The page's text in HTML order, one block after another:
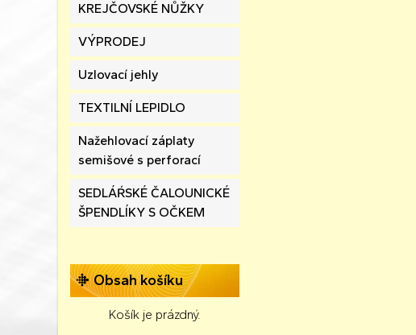
KREJČOVSKÉ NŮŽKY
VÝPRODEJ
Uzlovací jehly
TEXTILNÍ LEPIDLO
Nažehlovací záplaty
semišové s perforací
SEDLÁŔSKÉ ČALOUNICKÉ
ŠPENDLÍKY S OČKEM
Obsah košíku
Košík je prázdný.